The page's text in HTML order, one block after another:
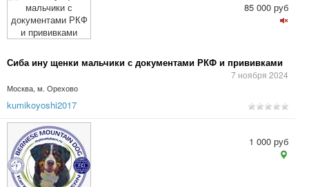
Сиба ину щенки мальчики с документами РКФ и прививками
7 ноября 2024
Москва, м. Орехово
85 000 руб
kumikoyoshi2017
1 000 руб